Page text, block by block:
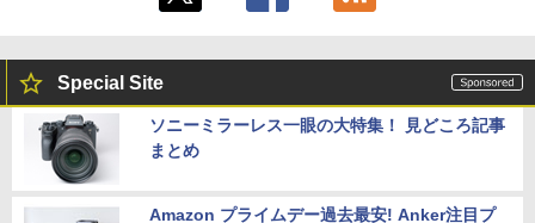
Special Site
ソニーミラーレス一眼の大特集！ 見どころ記事
まとめ
Amazon プライムデー過去最安! Anker注目プ